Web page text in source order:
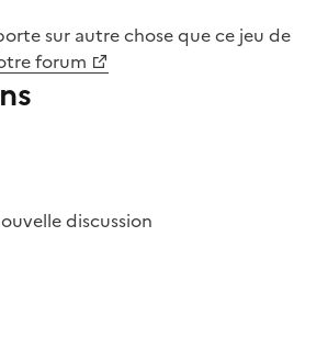
sur autre chose quece jeu de
forum
discussion